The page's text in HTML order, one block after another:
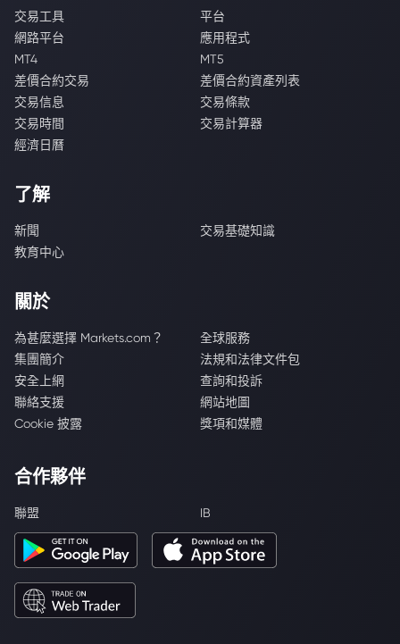
交易工具
平台
網路平台
應用程式
MT4
MT5
差價合約交易
差價合約資產列表
交易信息
交易條款
交易時間
交易計算器
經濟日曆
了解
新聞
交易基礎知識
教育中心
關於
為甚麼選擇 Markets.com？
全球服務
集團簡介
法規和法律文件包
安全上網
查詢和投訴
聯絡支援
網站地圖
Cookie 披露
獎項和媒體
合作夥伴
聯盟 IB